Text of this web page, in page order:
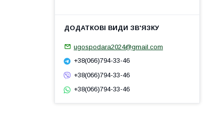
ugospodara2024@gmail.com
+38(066)794-33-46
+38(066)794-33-46
+38(066)794-33-46